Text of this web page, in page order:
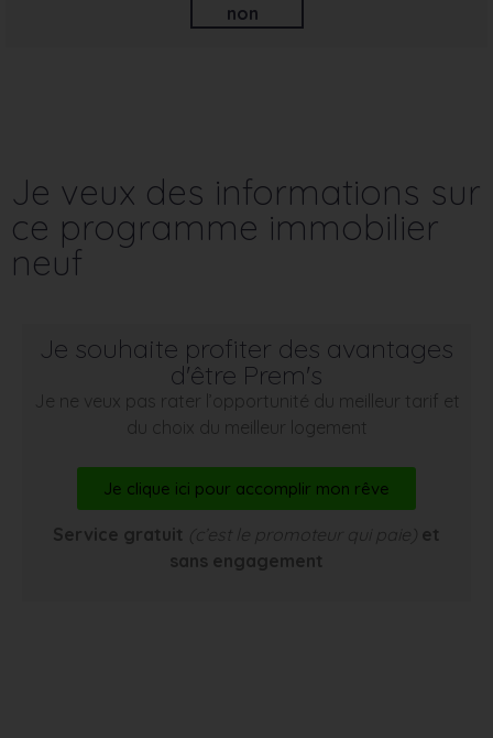
non
Je veux des informations sur
ce programme immobilier
neuf
Je souhaite profiter des avantages
d'être Prem's
Je ne veux pas rater l’opportunité du meilleur tarif et
du choix du meilleur logement
Je clique ici pour accomplir mon rêve
Service gratuit (c’est le promoteur qui paie) et
sans engagement